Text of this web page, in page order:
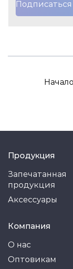
Подписаться
Продукция
Запечатанная
продукция
Аксессуары
Компания
О нас
Оптовикам